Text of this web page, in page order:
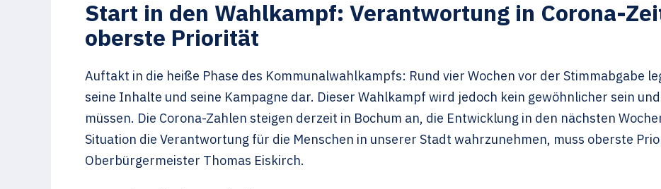
Start in den Wahlkampf: Verantwortung in Corona-
oberste Priorität
Auftakt in die heiße Phase des Kommunalwahlkampfs: Rund vier Wochen vor der Stimmabgabe
seine Inhalte und seine Kampagne dar. Dieser Wahlkampf wird jedoch kein gewöhnlicher sein
müssen. Die Corona-Zahlen steigen derzeit in Bochum an, die Entwicklung in den nächsten
Situation die Verantwortung für die Menschen in unserer Stadt wahrzunehmen, muss oberste
Oberbürgermeister Thomas Eiskirch.